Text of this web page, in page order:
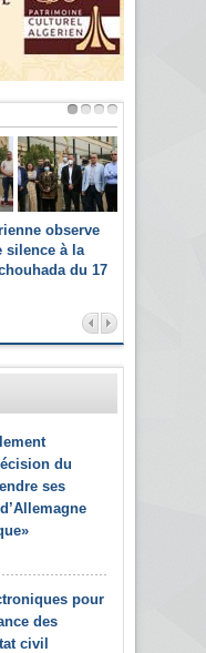
observe
silence à la
du 17
du
ses
pour
des
civil